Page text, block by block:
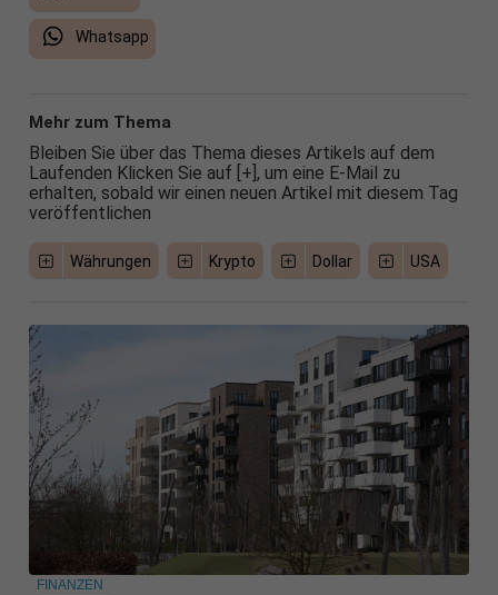
Whatsapp
Mehr zum Thema
Bleiben Sie über das Thema dieses Artikels auf dem
Laufenden Klicken Sie auf [+], um eine E-Mail zu
erhalten, sobald wir einen neuen Artikel mit diesem Tag
veröffentlichen
Währungen Krypto Dollar USA
FINANZEN